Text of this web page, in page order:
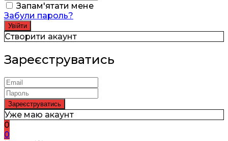
Запам'ятати мене
Забули пароль?
Створити акаунт
Зареєструватись
Уже маю акаунт
0
0